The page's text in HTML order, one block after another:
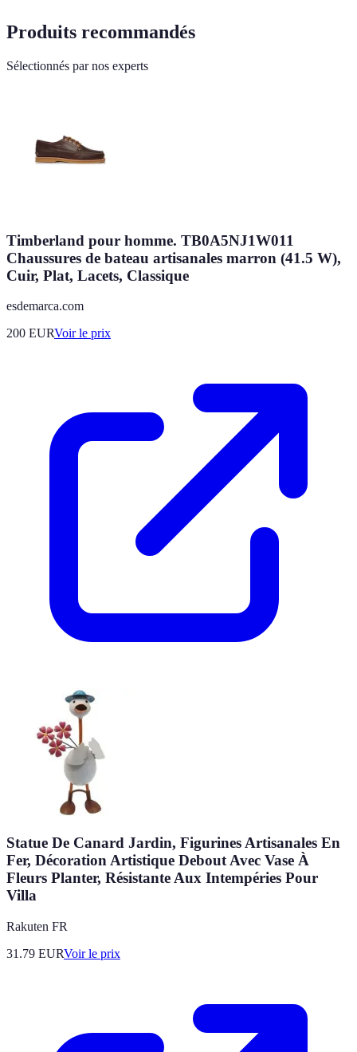
Produits recommandés
Sélectionnés par nos experts
Timberland pour homme. TB0A5NJ1W011
Chaussures de bateau artisanales marron (41.5 W),
Cuir, Plat, Lacets, Classique
esdemarca.com
200 EURVoir le prix
Statue De Canard Jardin, Figurines Artisanales En
Fer, Décoration Artistique Debout Avec Vase À
Fleurs Planter, Résistante Aux Intempéries Pour
Villa
Rakuten FR
31.79 EURVoir le prix